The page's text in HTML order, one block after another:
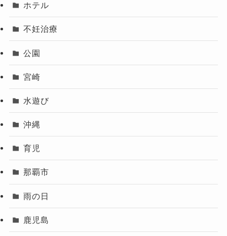
ホテル
不妊治療
公園
宮崎
水遊び
沖縄
育児
那覇市
雨の日
鹿児島